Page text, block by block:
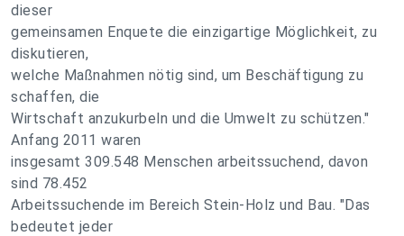
dieser
gemeinsamen Enquete die einzigartige Möglichkeit, zu
diskutieren,
welche Maßnahmen nötig sind, um Beschäftigung zu
schaffen, die
Wirtschaft anzukurbeln und die Umwelt zu schützen."
Anfang 2011 waren
insgesamt 309.548 Menschen arbeitssuchend, davon
sind 78.452
Arbeitssuchende im Bereich Stein-Holz und Bau. "Das
bedeutet jeder